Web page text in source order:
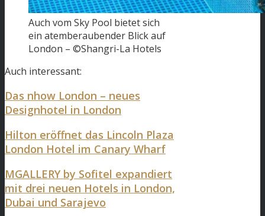
Auch vom Sky Pool bietet sich
ein atemberaubender Blick auf
London – ©Shangri-La Hotels
Auch interessant:
Das nhow London – neues
Designhotel in London
Hilton eröffnet das Lincoln Plaza
London Hotel im Canary Wharf
MGALLERY by Sofitel expandiert
mit drei neuen Hotels in London,
Dubai und Sarajevo